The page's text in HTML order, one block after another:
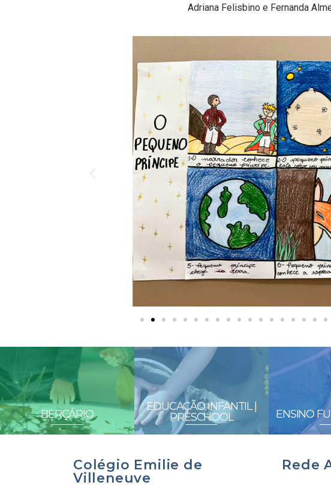
Adriana Felisbino e Fernanda
BERÇÁRIO
EDUCAÇÃO INFANTIL |
PRESCHOOL
ENSINO
Colégio Emilie de
Villeneuve
Rede